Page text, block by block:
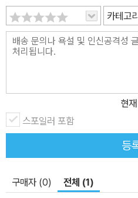
와 훈련사들에게 조언을 받아 강아
강아지와 함께한 경험이 쌓일수록
깊어졌다. 곧 다른 견주들도 뉴스
수도사들은 저먼 셰퍼드 외에 다른
는 강아지에게 ‘귀를 기울이고’ 개
강조했다. 인간과 개는 서로 다른
가 개의 언어를 이해하지 못하는 것
천성과 성장단계, 행동양식을 학습
어떻게 바라보는지 이해하려고 노
르길 바라는가? 그러면 여러분은
귀 기울여 들어야 한다. 강아지의
카테고리
현재
스포일러 포함
등
구매자 (0) 전체 (1)